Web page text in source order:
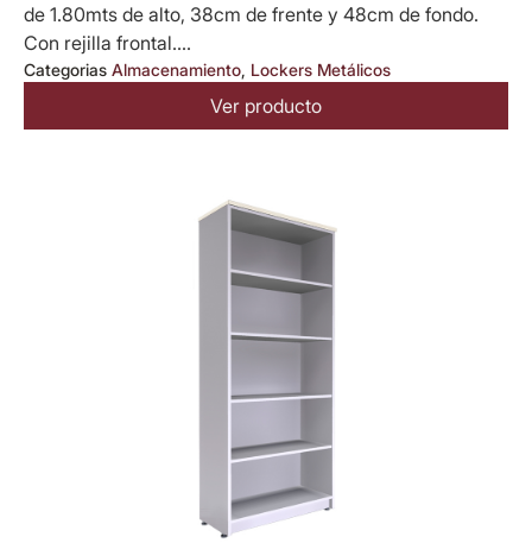
de 1.80mts de alto, 38cm de frente y 48cm de fondo.
Con rejilla frontal....
Categorias Almacenamiento, Lockers Metálicos
Ver producto